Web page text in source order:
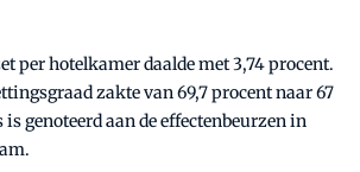
per hotelkamer daalde met 3,74 procent.
zakte van 69,7 procent naar 67
genoteerd aan de effectenbeurzen in